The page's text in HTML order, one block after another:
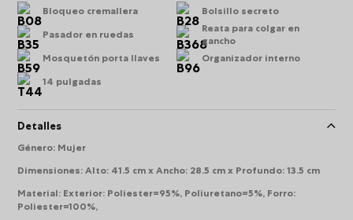
Bloqueo cremallera
Bolsillo secreto
Pasador en ruedas
Reata para colgar en
gancho
Mosquetón porta llaves
Organizador interno
14 pulgadas
Detalles
Género: Mujer
Dimensiones:Alto: 41.5 cm x Ancho: 28.5 cm x Profundo: 13.5 cm
Material: Exterior: Poliester=95%, Poliuretano=5%, Forro:
Poliester=100%,